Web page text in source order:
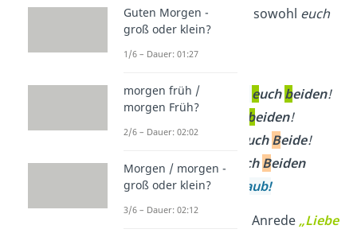
werden laut Duden sowohl euch
also auchbeiden
kleingeschrieben
✓Gute Besserung euchbeiden!
✓Alles Gute beiden!
✗Viele Grüße an euchBeide!
✗Ich wünsche euchBeiden
einenschönen Urlaub!
Auch die Anrede „Liebe
Guten Morgen -
groß oder klein?
1/6 – Dauer: 01:27
morgen früh /
morgen Früh?
2/6 – Dauer: 02:02
Morgen / morgen -
groß oder klein?
3/6 – Dauer: 02:12